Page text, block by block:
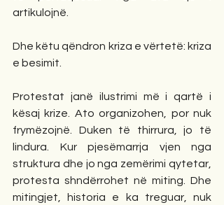
artikulojnë.
Dhe këtu qëndron kriza e vërtetë: kriza
e besimit.
Protestat janë ilustrimi më i qartë i
kësaj krize. Ato organizohen, por nuk
frymëzojnë. Duken të thirrura, jo të
lindura. Kur pjesëmarrja vjen nga
struktura dhe jo nga zemërimi qytetar,
protesta shndërrohet në miting. Dhe
mitingjet, historia e ka treguar, nuk